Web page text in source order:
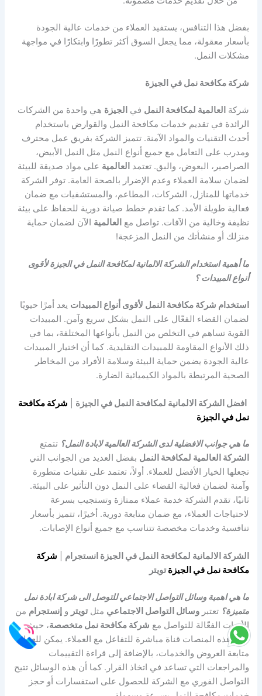
بفضل هذا التنافس، يستفيد العملاء من خدمات عالية الجودة
بأسعار معقولة، مما يجعل السوق أكثر تطورًا وابتكارًا في مواجهة
مشكلات النمل.
شركة مكافحة نمل في الجيزة
شركة العالمية لمكافحة النمل في الجيزة هي واحدة من الشركات
الرائدة في تقديم خدمات مكافحة النمل والقوارض باستخدام
أحدث التقنيات والمواد الآمنة. تتميز الشركة بفريق عمل محترف
ومدرب على التعامل مع جميع أنواع النمل مثل النمل الأبيض،
الصراصير، البعوض، والبق. تعتمد العالمية على مواد صديقة للبيئة
لضمان سلامة العملاء وعدم الإضرار بالصحة العامة. توفر الشركة
خدماتها للمنازل، الشركات، المطاعم، والمستشفيات مع ضمان
فعالية طويلة الأمد. كما تقدم خطط صيانة دورية للحفاظ على بيئة
نظيفة وخالية من الآفات. تواصل مع العالمية الآن لضمان حماية
منزلك أو منشأتك من النمل المزعجة!
ما أهمية استخدام الشركة الالمانية لمكافحة النمل في الجيزة لأقوى
أنواع المبيدات ؟
استخدام شركة مكافحة النمل لأقوى أنواع المبيدات يعد أمرًا حيويًا
لضمان القضاء الفعّال على النمل بشكل سريع وآمن. المبيدات
القوية تساهم في التخلص من النمل بأنواعها المختلفة، بما في
ذلك الأنواع المقاومة للمبيدات التقليدية. كما أن اختيار المبيدات
عالية الجودة يضمن حماية البيئة وسلامة الأفراد من المخاطر
الصحية المرتبطة بالمواد الكيميائية الضارة.
افضل الشركة الالمانية لمكافحة النمل في الجيزة
شركة مكافحة
نمل في الجيزة
ما هي جوانب الافضلية لدى الشركة العالمية لابادة النمل؟ تتمتع
الشركة العالمية لمكافحة النمل بفضل العديد من الجوانب التي
تجعلها الخيار الأفضل للعملاء. أولاً، تعتمد على تقنيات متطورة
وآمنة لضمان فعالية القضاء على النمل دون التأثير على البيئة.
ثانيًا، تقدم الشركة خدمة عملاء ممتازة وتستجيب بسرعة
لاحتياجات العملاء، مع ضمان متابعة دورية. أخيرًا، تتميز بأسعار
تنافسية وخدمات مخصصة تتناسب مع جميع أنواع الإصابات.
الشركة الالمانية لمكافحة النمل في الجيزة انستجرام
شركة
مكافحة نمل في الجيزةتويتر
ما هي اهمية وسائل التواصل الاجتماعي للتوصل الى شركة ابادة نمل
متميزة؟ تعتبروسائل التواصل الاجتماعي مثلتويتر وإنستجرام من
الأدوات الفعّالة للتواصل مع شركة مكافحة نمل متخصصة، حيث
توفر هذه المنصات قناة مباشرة للتفاعل مع العملاء. يمكن للعملاء
متابعة العروض والخدمات، بالإضافة إلى قراءة التقييمات
والمراجعات التي تساعد في اتخاذ القرار. كما أن هذه الوسائل تتيح
التواصل الفوري مع الشركة للحصول على استفسارات أو حجز